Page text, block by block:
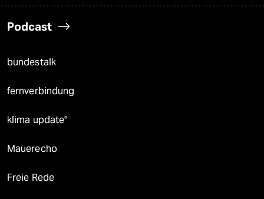
Podcast
bundestalk
fernverbindung
klima update°
Mauerecho
Freie Rede